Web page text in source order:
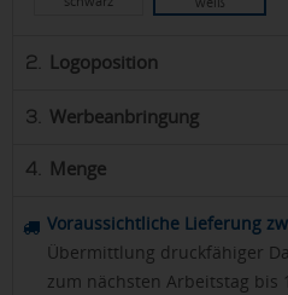
2. Logoposition
3. Werbeanbringung
4. Menge
Voraussichtliche Lieferung
Übermittlung druckfähiger
zum nächsten Arbeitstag bis